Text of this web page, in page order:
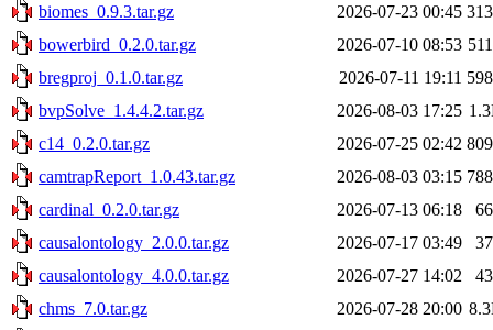
biomes_0.9.3.tar.gz
2026-07-23 00:45
bowerbird_0.2.0.tar.gz
2026-07-10 08:53
bregproj_0.1.0.tar.gz
2026-07-11 19:11
bvpSolve_1.4.4.2.tar.gz
2026-08-03 17:25
c14_0.2.0.tar.gz
2026-07-25 02:42
camtrapReport_1.0.43.tar.gz
2026-08-03 03:15
cardinal_0.2.0.tar.gz
2026-07-13 06:18
causalontology_2.0.0.tar.gz
2026-07-17 03:49
causalontology_4.0.0.tar.gz
2026-07-27 14:02
chms_7.0.tar.gz
2026-07-28 20:00